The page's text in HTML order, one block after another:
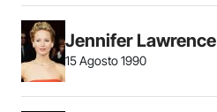
Jennifer Lawrence
15 Agosto 1990